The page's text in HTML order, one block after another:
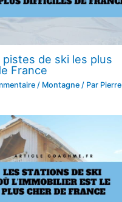
pistes de ski les plus
France
/ Montagne / Par Pierre